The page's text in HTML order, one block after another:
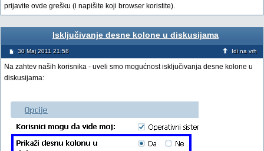
prijavite ovde grešku (i napišite koji browser koristite).
Isključivanje desne kolone u diskusijama
30 Maj 2011 21:58 Idi na vrh
Na zahtev naših korisnika - uveli smo mogućnost isključivanja desne kolone u
diskusijama: